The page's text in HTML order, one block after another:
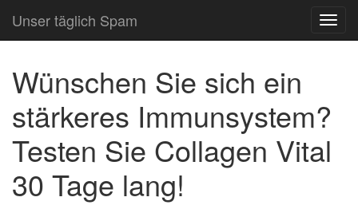
Unser täglich Spam
Wünschen Sie sich ein
stärkeres Immunsystem?
Testen Sie Collagen Vital
30 Tage lang!